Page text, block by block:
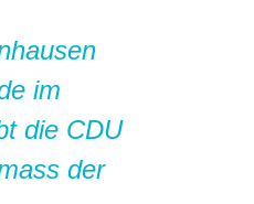
im
die CDU
der